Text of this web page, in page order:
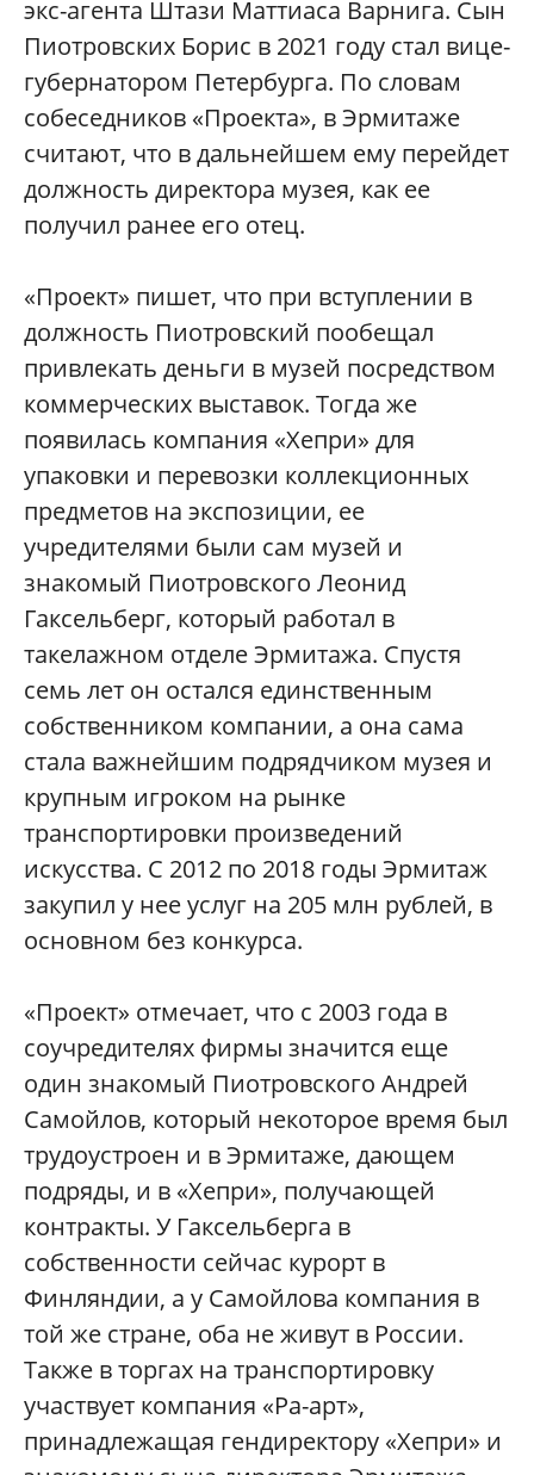
экс-агента Штази Маттиаса Варнига. Сын
Пиотровских Борис в 2021 году стал вице-
губернатором Петербурга. По словам
собеседников «Проекта», в Эрмитаже
считают, что в дальнейшем ему перейдет
должность директора музея, как ее
получил ранее его отец.
«Проект» пишет, что при вступлении в
должность Пиотровский пообещал
привлекать деньги в музей посредством
коммерческих выставок. Тогда же
появилась компания «Хепри» для
упаковки и перевозки коллекционных
предметов на экспозиции, ее
учредителями были сам музей и
знакомый Пиотровского Леонид
Гаксельберг, который работал в
такелажном отделе Эрмитажа. Спустя
семь лет он остался единственным
собственником компании, а она сама
стала важнейшим подрядчиком музея и
крупным игроком на рынке
транспортировки произведений
искусства. С 2012 по 2018 годы Эрмитаж
закупил у нее услуг на 205 млн рублей, в
основном без конкурса.
«Проект» отмечает, что с 2003 года в
соучредителях фирмы значится еще
один знакомый Пиотровского Андрей
Самойлов, который некоторое время был
трудоустроен и в Эрмитаже, дающем
подряды, и в «Хепри», получающей
контракты. У Гаксельберга в
собственности сейчас курорт в
Финляндии, а у Самойлова компания в
той же стране, оба не живут в России.
Также в торгах на транспортировку
участвует компания «Ра-арт»,
принадлежащая гендиректору «Хепри» и